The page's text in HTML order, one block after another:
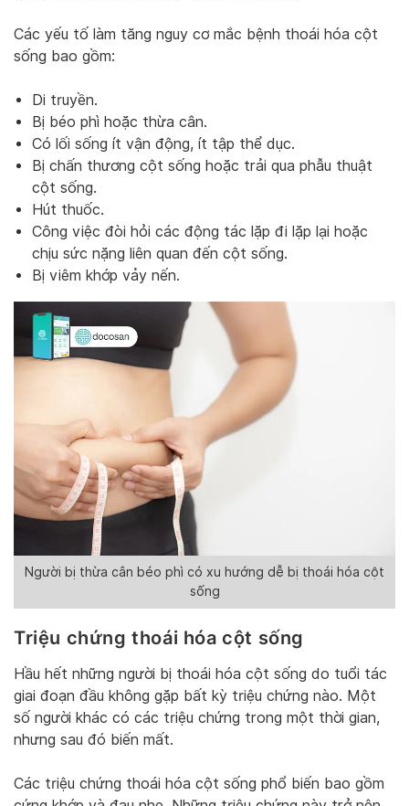
Các yếu tố làm tăng nguy cơ mắc bệnh thoái hóa cột
sống bao gồm:
Di truyền.
Bị béo phì hoặc thừa cân.
Có lối sống ít vận động, ít tập thể dục.
Bị chấn thương cột sống hoặc trải qua phẫu thuật
cột sống.
Hút thuốc.
Công việc đòi hỏi các động tác lặp đi lặp lại hoặc
chịu sức nặng liên quan đến cột sống.
Bị viêm khớp vảy nến.
Người bị thừa cân béo phì có xu hướng dễ bị thoái hóa cột
sống
Triệu chứng thoái hóa cột sống
Hầu hết những người bị thoái hóa cột sống do tuổi tác
giai đoạn đầu không gặp bất kỳ triệu chứng nào. Một
số người khác có các triệu chứng trong một thời gian,
nhưng sau đó biến mất.
Các triệu chứng thoái hóa cột sống phổ biến bao gồm